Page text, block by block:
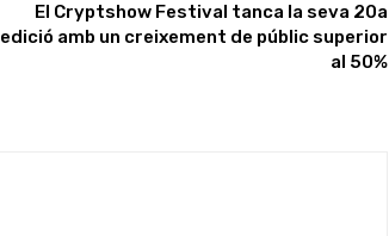
El Cryptshow Festival tanca la seva 20a
edició amb un creixement de públic superior
al 50%